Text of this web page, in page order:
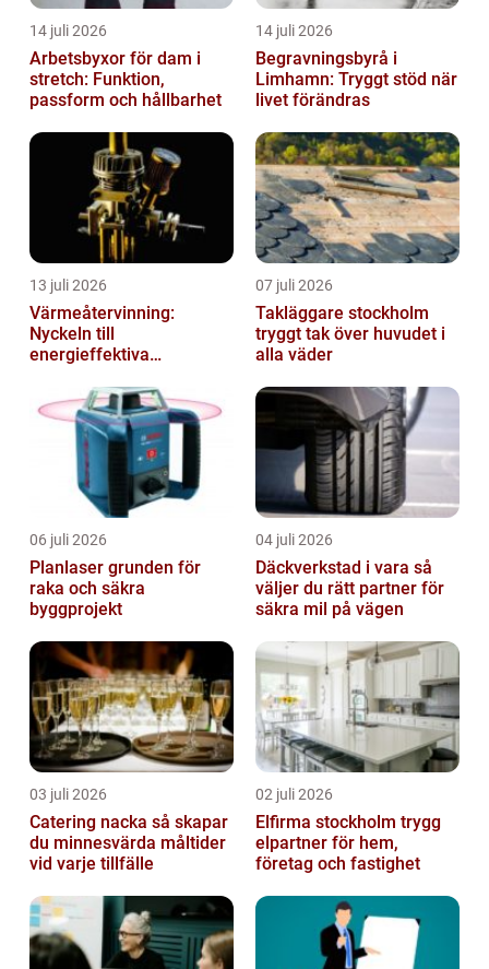
14 juli 2026
Arbetsbyxor för dam i
stretch: Funktion,
passform och hållbarhet
14 juli 2026
Begravningsbyrå i
Limhamn: Tryggt stöd när
livet förändras
13 juli 2026
Värmeåtervinning:
Nyckeln till
energieffektiva
07 juli 2026
Takläggare stockholm
tryggt tak över huvudet i
alla väder
06 juli 2026
Planlaser grunden för
raka och säkra
byggprojekt
04 juli 2026
Däckverkstad i vara så
väljer du rätt partner för
säkra mil på vägen
03 juli 2026
Catering nacka så skapar
du minnesvärda måltider
vid varje tillfälle
02 juli 2026
Elfirma stockholm trygg
elpartner för hem,
företag och fastighet